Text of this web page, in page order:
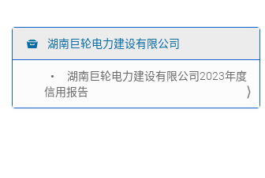
导
航
湖南巨轮电力建设有限公司
湖南巨轮电力建设有限公司2023年度
信用报告